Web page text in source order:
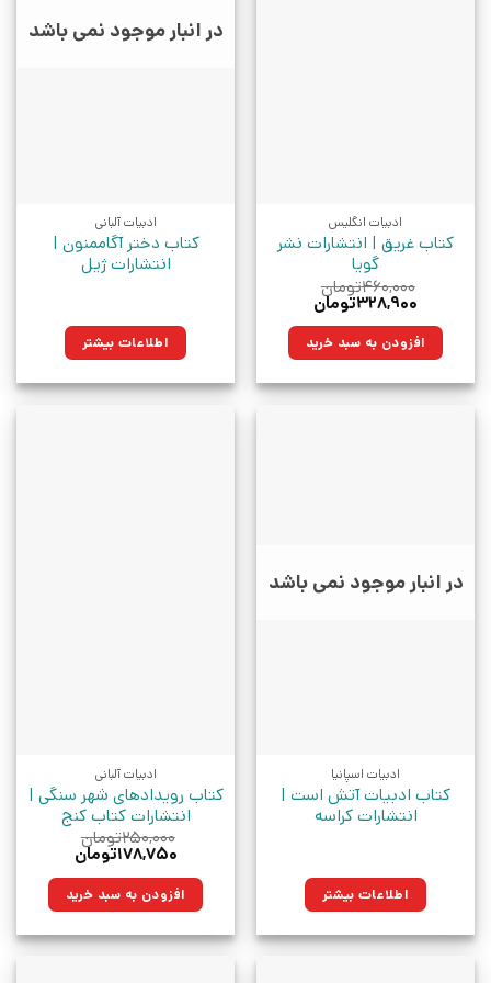
ادبیات انگلیس
کتاب غریق | انتشارات نشر
گویا
۴۶۰,۰۰۰تومان
قیمت
۴۶۰,۰۰۰تومان
بود.
۳۲۸,۹۰۰تومان
۳۲۸,۹۰۰تومان.افزودن به سبد خرید
در انبار موجود نمی باشد
ادبیات آلبانی
کتاب دختر آگاممنون |
انتشارات ژیل
اطلاعات بیشتر
در انبار موجود نمی باشد
ادبیات اسپانیا
کتاب ادبیات آتش است |
انتشارات کراسه
اطلاعات بیشتر
ادبیات آلبانی
کتاب رویدادهای شهر سنگی |
انتشارات کتاب کنج
۲۵۰,۰۰۰تومان
قیمت
۲۵۰,۰۰۰تومان
بود.
۱۷۸,۷۵۰تومان
۱۷۸,۷۵۰تومان.افزودن به سبد خرید